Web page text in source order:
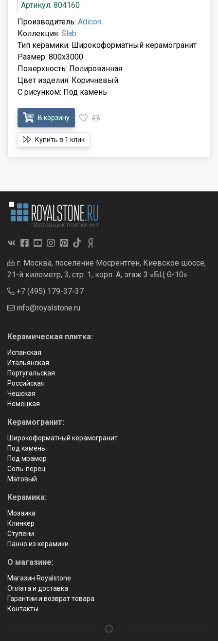
Артикул: 804160
Производитель: Adicon
Коллекция: Slab
Тип керамики: Широкоформатный керамогранит
Размер: 800x3000
Поверхность: Полированная
Цвет изделия: Коричневый
С рисунком: Под камень
В корзину
Купить в 1 клик
г. Москва, поселение Мосрентген, Киевское шоссе,
21-й километр, 3, стр. 1, корп. А, этаж 3 «БЦ G-10»
+7 (495) 179-37-37
info@royalstone.ru
Керамическая плитка:
Испанская
Итальянская
Португальская
Российская
Чешская
Немецкая
Керамогранит:
Широкоформатный керамогранит
Под камень
Под мрамор
Соль-перец
Матовый
Керамика:
Мозаика
Клинкер
Ступени
Панно из керамики
О магазине:
Магазин Royalstone
Оплата и доставка
Гарантии и возврат товара
Контакты